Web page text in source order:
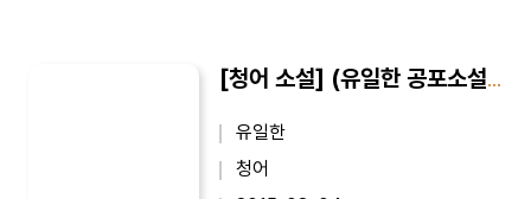
[청어 소설] (유일한 공포소설) 어느날 갑자기 5 : 광신의 늪
유일한
청어